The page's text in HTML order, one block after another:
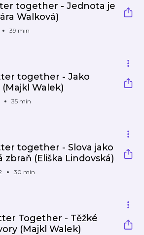
together - Jednota je
Walková)
39 min
together - Jako
Walek)
35 min
together - Slova jako
zbraň (Eliška Lindovská)
30 min
Together - Těžké
(Majkl Walek)